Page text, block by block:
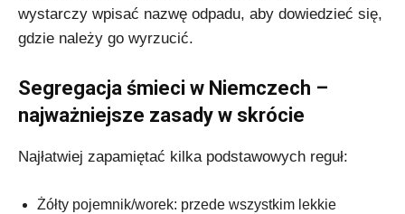
wystarczy wpisać nazwę odpadu, aby dowiedzieć się,
gdzie należy go wyrzucić.
Segregacja śmieci w Niemczech –
najważniejsze zasady w skrócie
Najłatwiej zapamiętać kilka podstawowych reguł:
Żółty pojemnik/worek: przede wszystkim lekkie